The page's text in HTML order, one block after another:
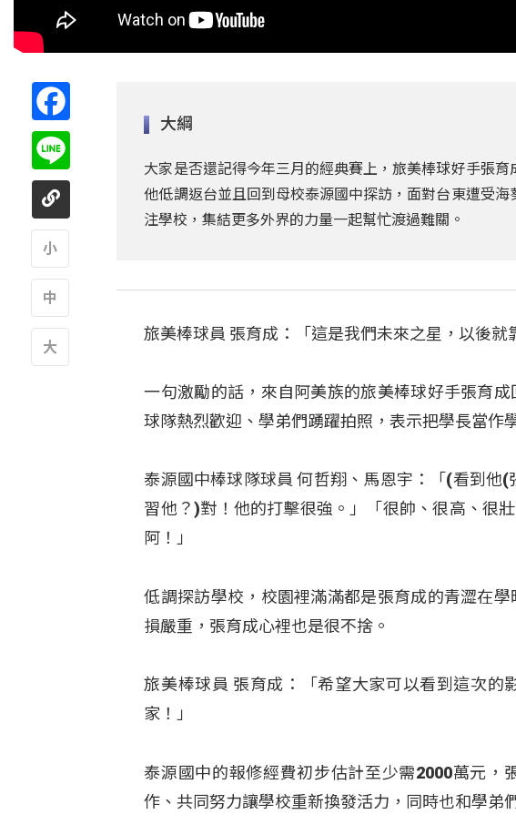
大綱
大家是否還記得今年三月的經典賽上，旅美棒球好手張
他低調返台並且回到母校泰源國中探訪，面對台東遭受
注學校，集結更多外界的力量一起幫忙渡過難關。
旅美棒球員 張育成：「這是我們未來之星，以後就
一句激勵的話，來自阿美族的旅美棒球好手張育
球隊熱烈歡迎、學弟們踴躍拍照，表示把學長當作
泰源國中棒球隊球員 何哲翔、馬恩宇：「(看到他
習他？)對！他的打擊很強。」「很帥、很高、很
阿！」
低調探訪學校，校園裡滿滿都是張育成的青澀在
損嚴重，張育成心裡也是很不捨。
旅美棒球員 張育成：「希望大家可以看到這次的
家！」
泰源國中的報修經費初步估計至少需2000萬元
作、共同努力讓學校重新換發活力，同時也和學弟